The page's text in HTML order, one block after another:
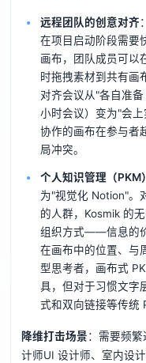
远程团队的创意对齐
在项目启动阶段需要
画布，团队成员可以
时拖拽素材到共有画
对齐会议从"各自准
小时会议）变为"会
协作的画布在参与者
局冲突。
个人知识管理（PKM）
为"视觉化 Notion"。
的人群，Kosmik 的
组织方式——信息的
在画布中的位置、与
型思考者，画布式
具，但对于习惯文字
式和双向链接等传统
降维打击场景：需要频
计师UI 设计师、室内设